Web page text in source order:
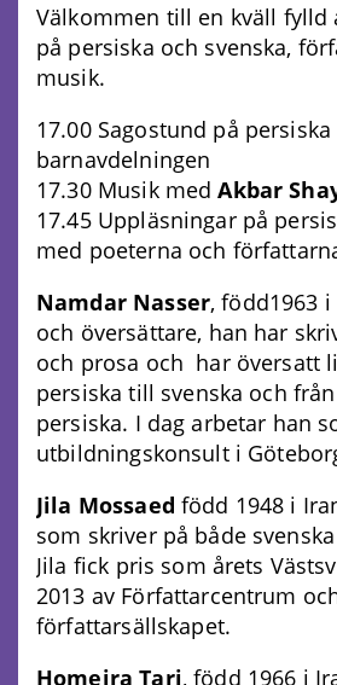
Välkommen till en kväll fylld
på persiska och svenska,
musik.
17.00 Sagostund på
barnavdelningen
17.30 Musik medAkbar
17.45 Uppläsningar på
med poeterna och
Namdar Nasser, född1963
och översättare, han har
och prosa och har översatt
persiska till svenska och
persiska. I dag arbetar han
utbildningskonsult i
Jila Mossaed född 1948 i
som skriver på både
Jila fick pris som årets
2013 av Författarcentrum
författarsällskapet.
Homeira Tari, född 1966 i